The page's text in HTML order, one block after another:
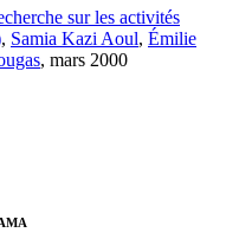
sur les activités
, Samia Kazi Aoul, Émilie
, mars 2000